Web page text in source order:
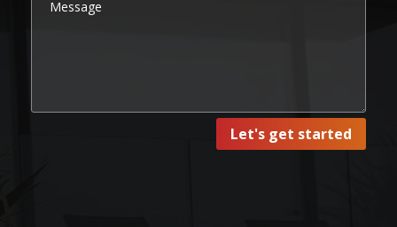
Let's get started